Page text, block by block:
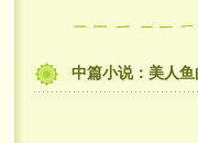
中篇小说：美人